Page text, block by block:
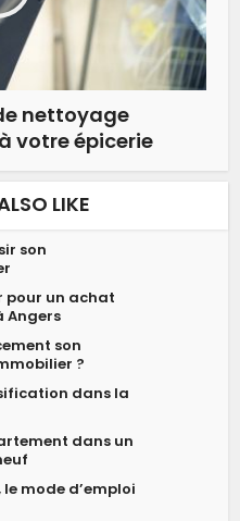
nettoyage
votre épicerie
LIKE
son
pour un achat
Angers
son
?
dans la
dans un
le mode d’emploi